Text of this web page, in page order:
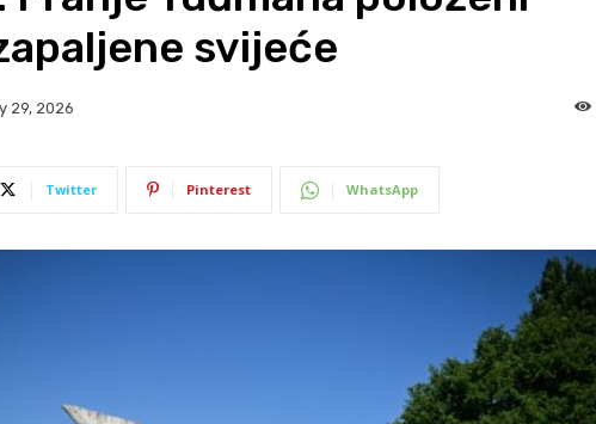
svijeće
29, 2026
Twitter Pinterest WhatsApp